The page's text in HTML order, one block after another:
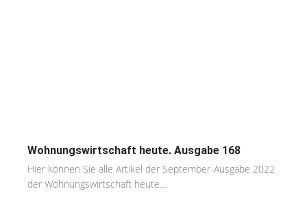
Wohnungswirtschaft heute. Ausgabe 168
Hier können Sie alle Artikel der September-Ausgabe 2022
der Wohnungswirtschaft heute....